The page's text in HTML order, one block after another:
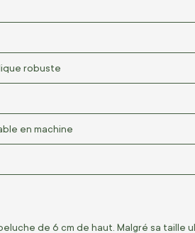
robuste
en machine
de 6 cm de haut. Malgré sa taille